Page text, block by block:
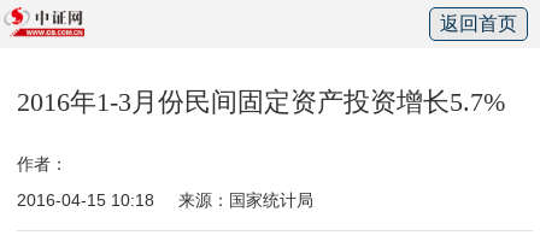
返回首页
2016年1-3月份民间固定资产投资增长5.7%
作者：
2016-04-15 10:18
来源：国家统计局